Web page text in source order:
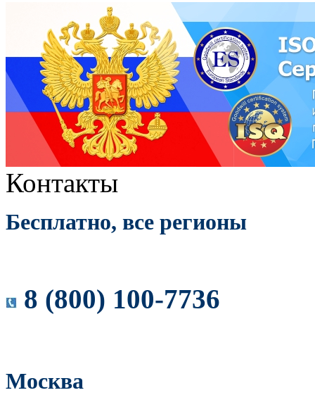
Контакты
Бесплатно, все регионы
8 (800) 100-7736
Москва